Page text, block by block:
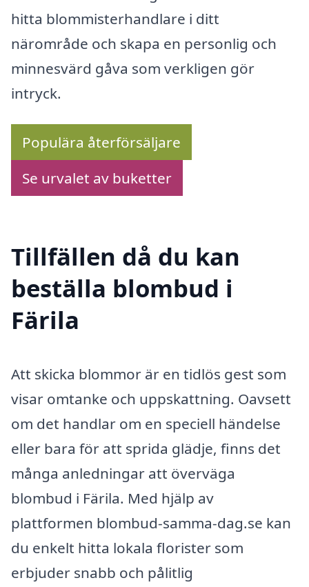
hitta blommisterhandlare i ditt
närområde och skapa en personlig och
minnesvärd gåva som verkligen gör
intryck.
Populära återförsäljare
Se urvalet av buketter
Tillfällen då du kan
beställa blombud i
Färila
Att skicka blommor är en tidlös gest som
visar omtanke och uppskattning. Oavsett
om det handlar om en speciell händelse
eller bara för att sprida glädje, finns det
många anledningar att överväga
blombud i Färila. Med hjälp av
plattformen blombud-samma-dag.se kan
du enkelt hitta lokala florister som
erbjuder snabb och pålitlig